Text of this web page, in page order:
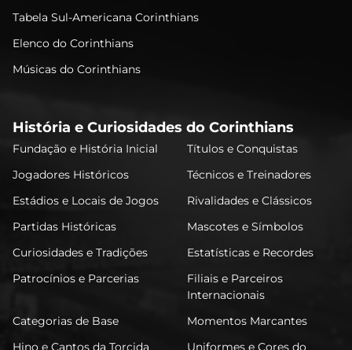
Tabela Sul-Americana Corinthians
Elenco do Corinthians
Músicas do Corinthians
História e Curiosidades do Corinthians
Fundação e História Inicial
Títulos e Conquistas
Jogadores Históricos
Técnicos e Treinadores
Estádios e Locais de Jogos
Rivalidades e Clássicos
Partidas Históricas
Mascotes e Símbolos
Curiosidades e Tradições
Estatísticas e Recordes
Patrocínios e Parcerias
Filiais e Parceiros
Internacionais
Categorias de Base
Momentos Marcantes